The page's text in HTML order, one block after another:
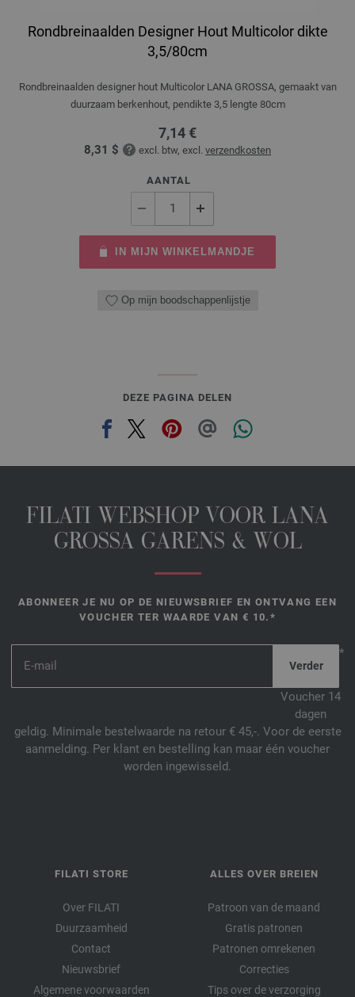
Rondbreinaalden Designer Hout Multicolor dikte
3,5/80cm
Rondbreinaalden designer hout Multicolor LANA GROSSA, gemaakt van
duurzaam berkenhout, pendikte 3,5 lengte 80cm
7,14 €
8,31 $ excl. btw, excl. verzendkosten
AANTAL
IN MIJN WINKELMANDJE
Op mijn boodschappenlijstje
DEZE PAGINA DELEN
FILATI WEBSHOP VOOR LANA
GROSSA GARENS & WOL
ABONNEER JE NU OP DE NIEUWSBRIEF EN ONTVANG EEN
VOUCHER TER WAARDE VAN € 10.*
*
Voucher 14
dagen
geldig. Minimale bestelwaarde na retour € 45,-. Voor de eerste
aanmelding. Per klant en bestelling kan maar één voucher
worden ingewisseld.
FILATI STORE
Over FILATI
Duurzaamheid
Contact
Nieuwsbrief
Algemene voorwaarden
ALLES OVER BREIEN
Patroon van de maand
Gratis patronen
Patronen omrekenen
Correcties
Tips over de verzorging